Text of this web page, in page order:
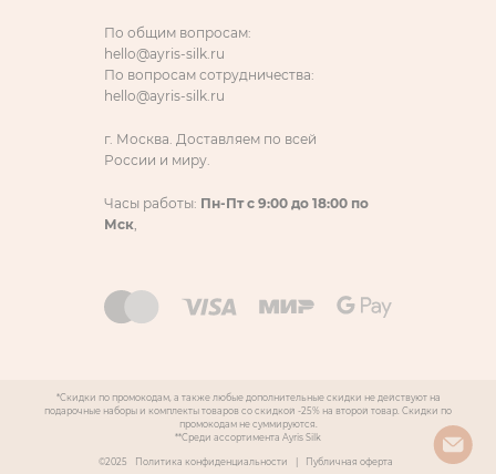
По общим вопросам:
hello@ayris-silk.ru
По вопросам сотрудничества:
hello@ayris-silk.ru
г. Москва. Доставляем по всей
России и миру.
Часы работы: Пн-Пт с 9:00 до 18:00 по
Мск
*Скидки по промокодам, а также любые дополнительные скидки не действуют на
подарочные наборы и комплекты товаров со скидкой -25% на второй товар. Скидки по
промокодам не суммируются.
**Среди ассортимента Ayris Silk
©2025 Политика конфиденциальности Публичная оферта